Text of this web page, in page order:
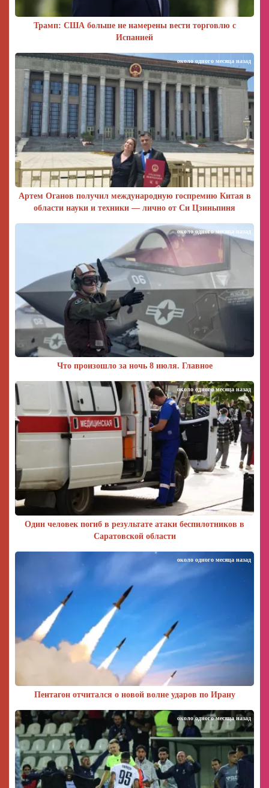
Трамп: США больше не намерены вести торговлю с
Испанией
Артем Оганов получил международную госпремию Китая в
области науки и техники — лично от Си Цзиньпиня
около одного месяца назад
Что произошло за ночь 8 июля. Главное
около одного месяца назад
Один человек погиб в результате атаки беспилотников в
Саратовской области
около одного месяца назад
Пентагон отчитался о новой волне ударов по Ирану
около одного месяца назад
около одного месяца назад